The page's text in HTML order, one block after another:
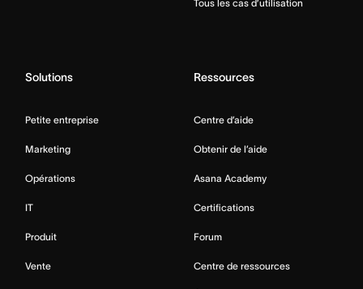
Tous les cas d’utilisation
Solutions
Petite entreprise
Marketing
Opérations
IT
Produit
Vente
Ressources
Centre d’aide
Obtenir de l’aide
Asana Academy
Certifications
Forum
Centre de ressources